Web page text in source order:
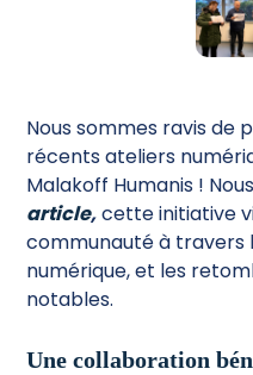
Nous sommes ravis de
récents ateliers
Malakoff Humanis !
article,cette initiative
communauté à travers
numérique, et les
notables.
Une collaboration